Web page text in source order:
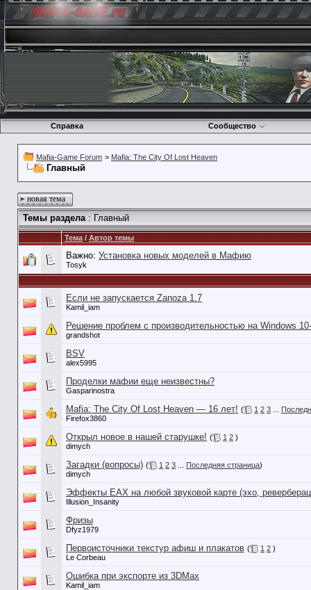
Справка Сообщество
Mafia-Game Forum > Mafia: The City Of Lost Heaven
Главный
новая тема
Темы раздела: Главный
Тема/Автор темы
Важно: Установка новых моделей в Мафию
Tosyk
Если не запускается Zanoza 1.7
Kamil_iam
Решение проблем с производительностью на Windows
grandshot
BSV
alex5995
Проделки мафии еще неизвестны?
Gasparinostra
Mafia: The City Of Lost Heaven — 16 лет! ( 1 2 3
Firefox3860
Открыл новое в нашей старушке! ( 1 2 )
dimych
Загадки (вопросы) ( 1 2 3 Последняя страница)
dimych
Эффекты EAX на любой звуковой карте (эхо,
Illusion_Insanity
Фризы
Dfyz1979
Первоисточники текстур афиш и плакатов ( 1 2 )
Le Corbeau
Ошибка при экспорте из 3DMax
Kamil_iam